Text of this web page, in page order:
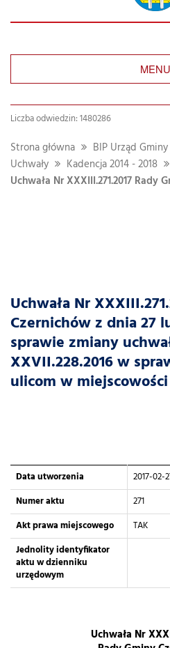
MENU
Liczba odwiedzin: 1480286
Strona główna BIP Urząd
Uchwały
Kadencja 2014 - 2018
Uchwała Nr XXXIII.271.2017 Rady
Uchwała Nr
Czernichów z dnia 27
sprawie zmiany
XXVII.228.2016 w
ulicom w
Data utworzenia
2017-02-
Numer aktu
271
Akt prawa miejscowego
TAK
Jednolity identyfikator
aktu w dzienniku
urzędowym
Uchwała Nr